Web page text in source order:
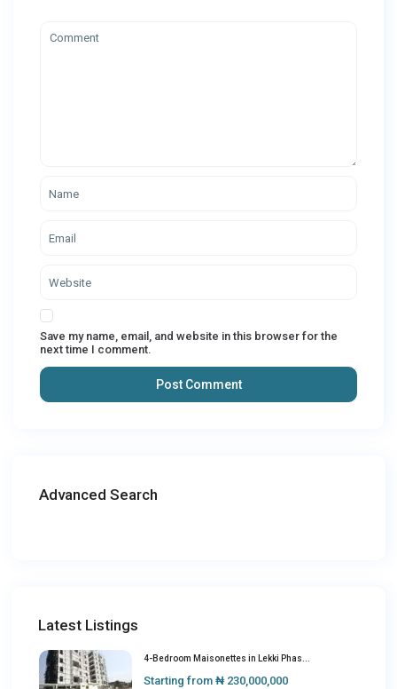
Save my name, email, and website in this browser for the
next time I comment.
Advanced Search
Latest Listings
4-Bedroom Maisonettes in Lekki Phas...
Starting from ₦ 230,000,000